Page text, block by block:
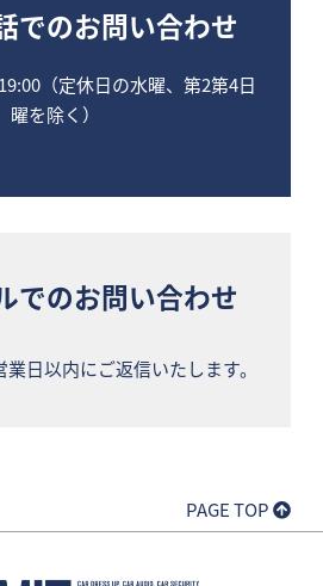
でのお問い合わせ
（定休日の水曜、第2第4日
曜を除く）
でのお問い合わせ
日以内にご返信いたします。
PAGE TOP